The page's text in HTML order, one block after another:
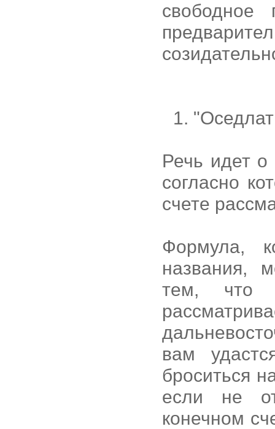
свободное
1.
Речь идет о
согласно
счете
Формула,
названия,
тем, что
вам
броситься
если не
конечном